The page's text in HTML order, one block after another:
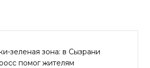
зеленая зона: в Сызрани
помог жителям